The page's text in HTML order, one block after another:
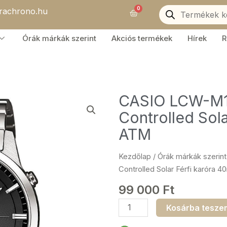
0Kosár
Products
search
Órák márkák szerint Akciós termékek Hírek
CASIO LCW-
Controlled
ATM
Kezdőlap / Órák márkák szerint
Controlled Solar Férfi karóra
99 000 Ft
CASIO
LCW-
Kosárba